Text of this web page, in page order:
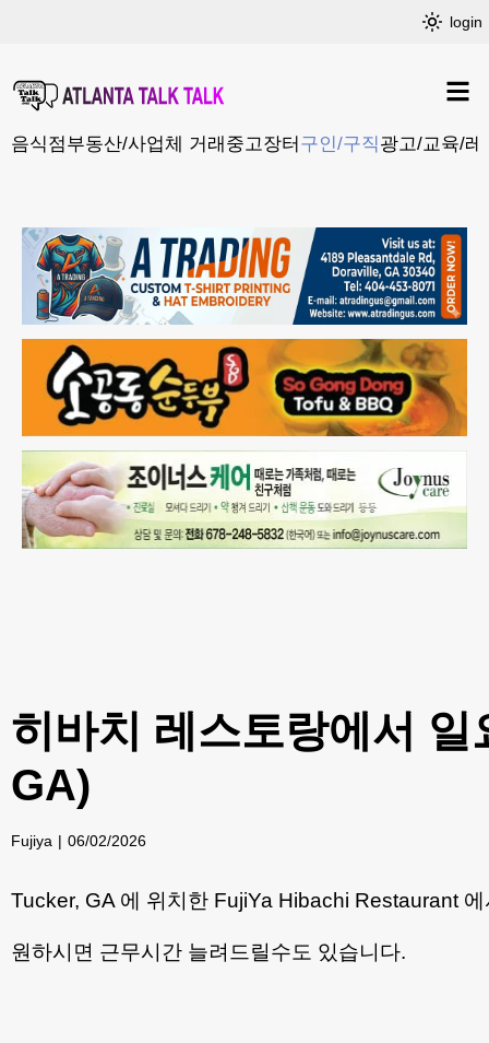
login
음식점부동산/사업체 거래 중고장터 구인/구직광고/교육/레
히바치 레스토랑에서
GA)
Fujiya 06/02/2026
Tucker, GA 에 위치한 FujiYa Hibachi Restaurant
원하시면 근무시간 늘려드릴수도 있습니다.